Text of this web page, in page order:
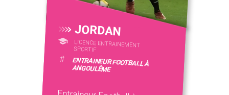
JORDAN
LICENCE ENTRAINEMENT
SPORTIF
# ENTRAINEUR FOOTBALL À
ANGOULÊME